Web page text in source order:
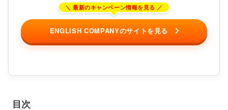
ENGLISH COMPANYのサイトを見る
目次